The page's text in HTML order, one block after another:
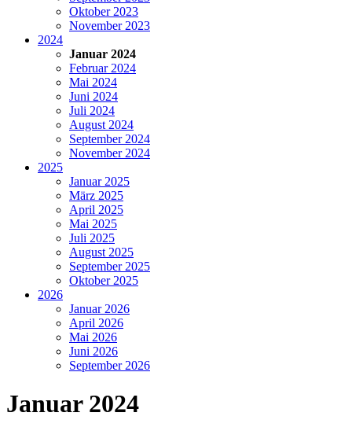
Oktober 2023
November 2023
2024
Januar 2024
Februar 2024
Mai 2024
Juni 2024
Juli 2024
August 2024
September 2024
November 2024
2025
Januar 2025
März 2025
April 2025
Mai 2025
Juli 2025
August 2025
September 2025
Oktober 2025
2026
Januar 2026
April 2026
Mai 2026
Juni 2026
September 2026
Januar 2024